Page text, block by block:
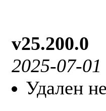
v25.200.0
2025-07-01
Удален